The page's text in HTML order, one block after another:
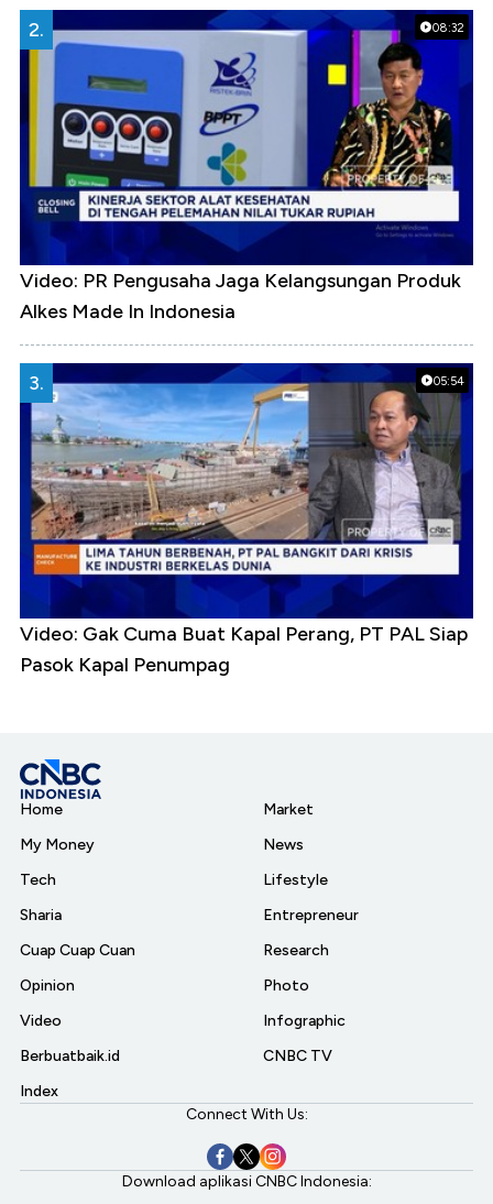
08:32
2.
Video: PR Pengusaha Jaga Kelangsungan Produk
Alkes Made In Indonesia
05:54
3.
Video: Gak Cuma Buat Kapal Perang, PT PAL Siap
Pasok Kapal Penumpag
Home
My Money
Tech
Sharia
Cuap Cuap Cuan
Opinion
Video
Berbuatbaik.id
Index
Market
News
Lifestyle
Entrepreneur
Research
Photo
Infographic
CNBC TV
Connect With Us:
Download aplikasi CNBC Indonesia: